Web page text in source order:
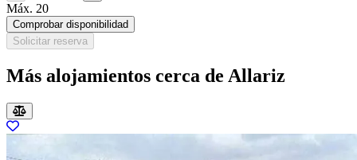
Máx. 20
Comprobar disponibilidad
Solicitar reserva
Más alojamientos cerca de Allariz